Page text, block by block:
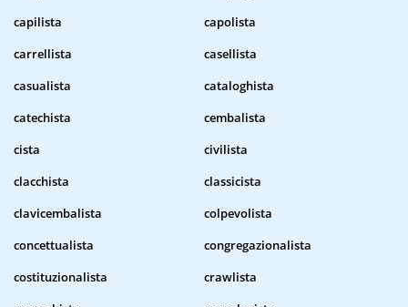
capilista
capolista
carrellista
casellista
casualista
cataloghista
catechista
cembalista
cista
civilista
clacchista
classicista
clavicembalista
colpevolista
concettualista
congregazionalista
costituzionalista
crawlista